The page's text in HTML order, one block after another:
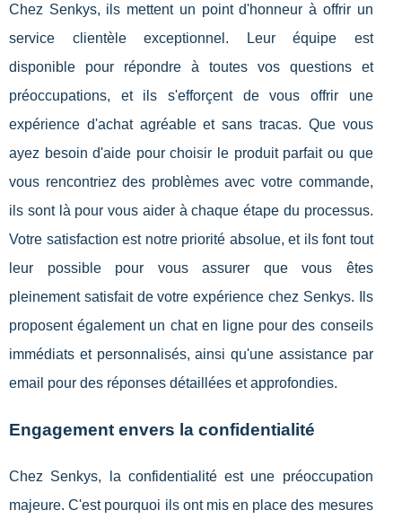
Chez Senkys, ils mettent un point d'honneur à offrir un
service clientèle exceptionnel. Leur équipe est
disponible pour répondre à toutes vos questions et
préoccupations, et ils s'efforçent de vous offrir une
expérience d'achat agréable et sans tracas. Que vous
ayez besoin d'aide pour choisir le produit parfait ou que
vous rencontriez des problèmes avec votre commande,
ils sont là pour vous aider à chaque étape du processus.
Votre satisfaction est notre priorité absolue, et ils font tout
leur possible pour vous assurer que vous êtes
pleinement satisfait de votre expérience chez Senkys. Ils
proposent également un chat en ligne pour des conseils
immédiats et personnalisés, ainsi qu'une assistance par
email pour des réponses détaillées et approfondies.
Engagement envers la confidentialité
Chez Senkys, la confidentialité est une préoccupation
majeure. C'est pourquoi ils ont mis en place des mesures